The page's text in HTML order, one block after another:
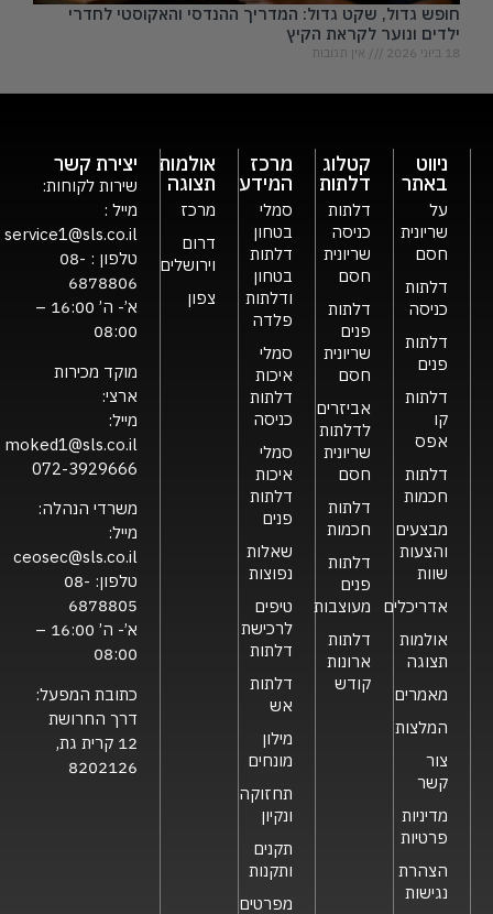
חופש גדול, שקט גדול: המדריך ההנדסי והאקוסטי לחדרי
ילדים ונוער לקראת הקיץ
18 ביוני 2026 אין תגובות
ניווט
באתר
על
שריונית
חסם
דלתות
כניסה
דלתות
פנים
דלתות
קו
אפס
דלתות
חכמות
מבצעים
והצעות
שוות
אדריכלים
אולמות
תצוגה
מאמרים
המלצות
צור
קשר
מדיניות
פרטיות
הצהרת
נגישות
קטלוג
דלתות
דלתות
כניסה
שריונית
חסם
דלתות
פנים
שריונית
חסם
אביזרים
לדלתות
שריונית
חסם
דלתות
חכמות
דלתות
פנים
מעוצבות
דלתות
ארונות
קודש
מרכז
המידע
סמלי
בטחון
דלתות
בטחון
ודלתות
פלדה
סמלי
איכות
דלתות
כניסה
סמלי
איכות
דלתות
פנים
שאלות
נפוצות
טיפים
לרכישת
דלתות
דלתות
אש
מילון
מונחים
תחזוקה
ונקיון
תקנים
ותקנות
מפרטים
אולמות
תצוגה
מרכז
דרום
וירושלים
צפון
יצירת קשר
שירות לקוחות:
מייל :
service1@sls.co.il
טלפון : 08-
6878806
א’- ה’ 16:00 –
08:00
מוקד מכירות
ארצי:
מייל:
moked1@sls.co.il
072-3929666
משרדי הנהלה:
מייל:
ceosec@sls.co.il
טלפון: 08-
6878805
א’- ה’ 16:00 –
08:00
כתובת המפעל:
דרך החרושת
12 קרית גת,
8202126